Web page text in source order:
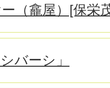
（龕屋）[保栄
バーシ」